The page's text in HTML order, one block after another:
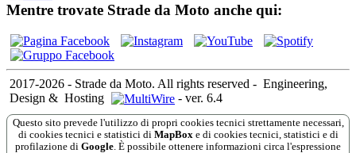
Mentre trovate Strade da Moto anche qui:
2017-2026 - Strade da Moto. All rights reserved - Engineering,
Design & Hosting - ver. 6.4
Questo sito prevede l'utilizzo di propri cookies tecnici strettamente necessari,
di cookies tecnici e statistici di MapBoxe di cookies tecnici, statistici e di
profilazione di Google. È possibile ottenere informazioni circa l'espressione